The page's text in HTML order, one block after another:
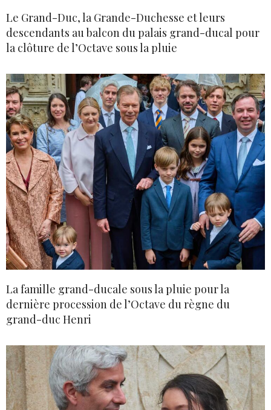
Le Grand-Duc, la Grande-Duchesse et leurs
descendants au balcon du palais grand-ducal pour
la clôture de l’Octave sous la pluie
La famille grand-ducale sous la pluie pour la
dernière procession de l’Octave du règne du
grand-duc Henri